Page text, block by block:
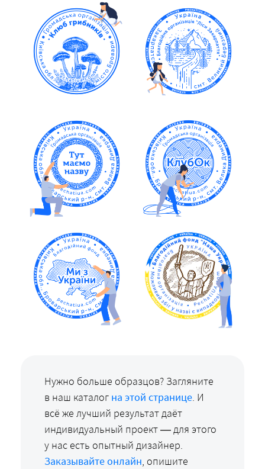
Нужно больше образцов? Загляните
в наш каталог на этой странице. И
всё же лучший результат даёт
индивидуальный проект — для этого
у нас есть опытный дизайнер.
Заказывайте онлайн, опишите